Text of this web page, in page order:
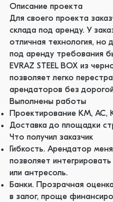
Описание проекта
Для своего проекта
склада под аренду. У
отличная технология, но
под аренду требования
EVRAZ STEEL BOX из
позволяет легко
арендаторов без
Выполнены работы
Проектирование КМ,
Доставка до площадки
Что получил заказчик
Гибкость. Арендатор
позволяет
или антресоль.
Банки. Прозрачная
в залог, проще